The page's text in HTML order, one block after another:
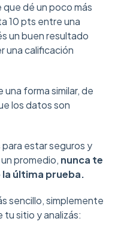
dé un poco más
10 pts entre una
un buen resultado
una calificación
forma similar, de
los datos son
para estar seguros y
promedio, nunca te
la última prueba.
sencillo, simplemente
tu sitio y analizás: